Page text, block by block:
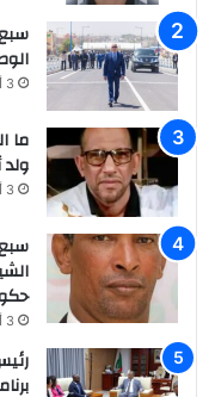
3 أغسطس 2026
ما
3 أغسطس 2026
3 أغسطس 2026